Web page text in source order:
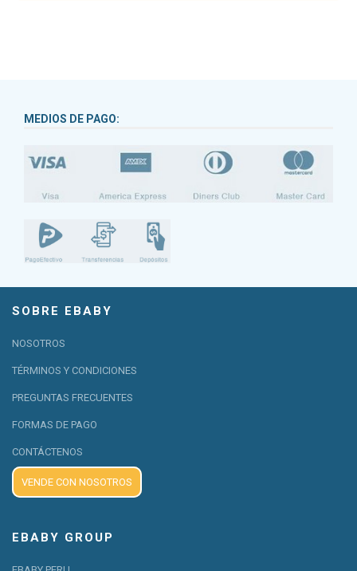
MEDIOS DE PAGO:
SOBRE EBABY
NOSOTROS
TÉRMINOS Y CONDICIONES
PREGUNTAS FRECUENTES
FORMAS DE PAGO
CONTÁCTENOS
VENDE CON NOSOTROS
EBABY GROUP